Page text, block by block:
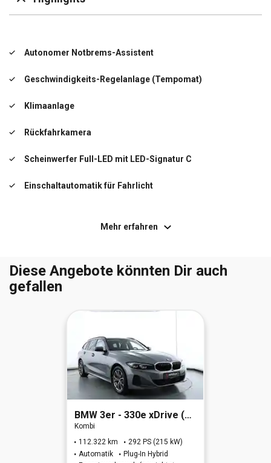
Getriebe 6-Gang
Nebelschlussleuchte
Rußpartikelfilter
Schadstoffarm nach Abgasnorm Euro 6d
Sitzbezug / Polsterung: Stoff
Sitze im Fahrerhaus: Fahrersitz Komfort 3-fach
Sitze im Fahrerhaus: Fahrersitz mit Armlehne
Tagfahrlicht LED
Autonomer Notbrems-Assistent
Geschwindigkeits-Regelanlage (Tempomat)
Klimaanlage
Rückfahrkamera
Scheinwerfer Full-LED mit LED-Signatur C
Einschaltautomatik für Fahrlicht
Mehr erfahren
Diese Angebote könnten Dir auch
gefallen
BMW 3er - 330e xDrive (OPF)(EURO 6d)
Kombi
112.322 km
292 PS (215 kW)
Automatik
Plug-In Hybrid